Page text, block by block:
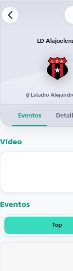
LD
Estadio
Eventos
Vídeo
Eventos
Top